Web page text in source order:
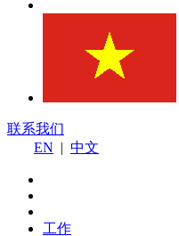
联系我们
EN | 中文
工作